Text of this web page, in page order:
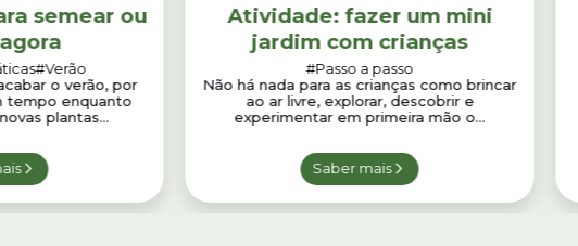
semear ou
#Verão
o verão, por
tempo enquanto
plantas...
Atividade: fazer um mini
jardim com crianças
#Passo a passo
Não há nada para as crianças como brincar
ao ar livre, explorar, descobrir e
experimentar em primeira mão o...
Saber mais